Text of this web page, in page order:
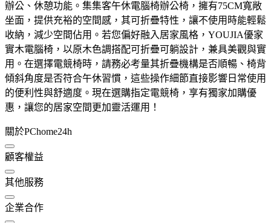
辦公、休憩功能。集集客午休電腦椅辦公椅，擁有75CM寬敞
坐面，提供充裕的空間感，其可折疊特性，讓不使用時能輕鬆
收納，減少空間佔用。若您偏好融入居家風格，YOUJIA優家
實木電腦椅，以原木色調搭配可折疊可躺設計，兼具美觀與實
用。在選擇電競椅時，請務必考量其折疊機構是否順暢、椅背
傾斜角度是否符合午休習慣，這些操作細節直接影響日常使用
的便利性與舒適度。現在選購指定電競椅，享有獨家加購優
惠，讓您的居家空間更加靈活運用！
關於PChome24h
顧客權益
其他服務
企業合作